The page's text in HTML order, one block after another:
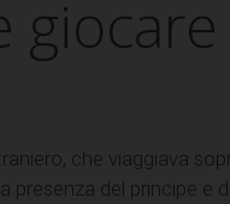
giocare
che viaggiava
del principe e